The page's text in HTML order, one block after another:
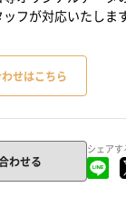
フが対応いたしま
せはこちら
わせる
シェアす